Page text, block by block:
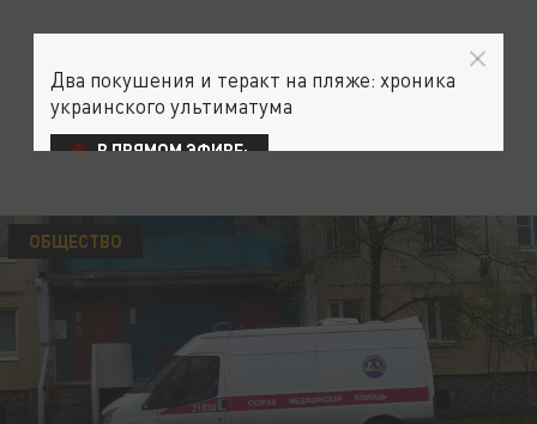
ОБЩЕСТВО
Два покушения и теракт на пляже: хроника
украинского ультиматума
В ПРЯМОМ ЭФИРЕ: